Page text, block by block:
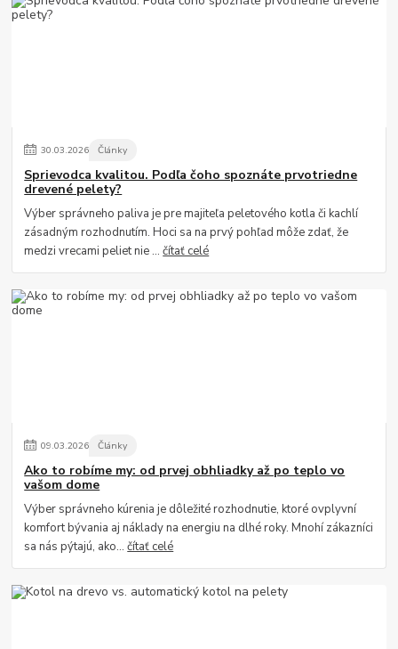
30.03.2026 Články
Sprievodca kvalitou. Podľa čoho spoznáte prvotriedne
drevené pelety?
Výber správneho paliva je pre majiteľa peletového kotla či kachlí
zásadným rozhodnutím. Hoci sa na prvý pohľad môže zdať, že
medzi vrecami peliet nie ...čítať celé
09.03.2026 Články
Ako to robíme my: od prvej obhliadky až po teplo vo
vašom dome
Výber správneho kúrenia je dôležité rozhodnutie, ktoré ovplyvní
komfort bývania aj náklady na energiu na dlhé roky. Mnohí zákazníci
sa nás pýtajú, ako...čítať celé